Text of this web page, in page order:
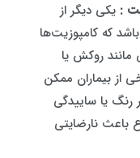
:یکی دیگر از
که کامپوزیت‌ها
روکش یا
از بیماران ممکن
یا ساییدگی
باعث نارضایتی